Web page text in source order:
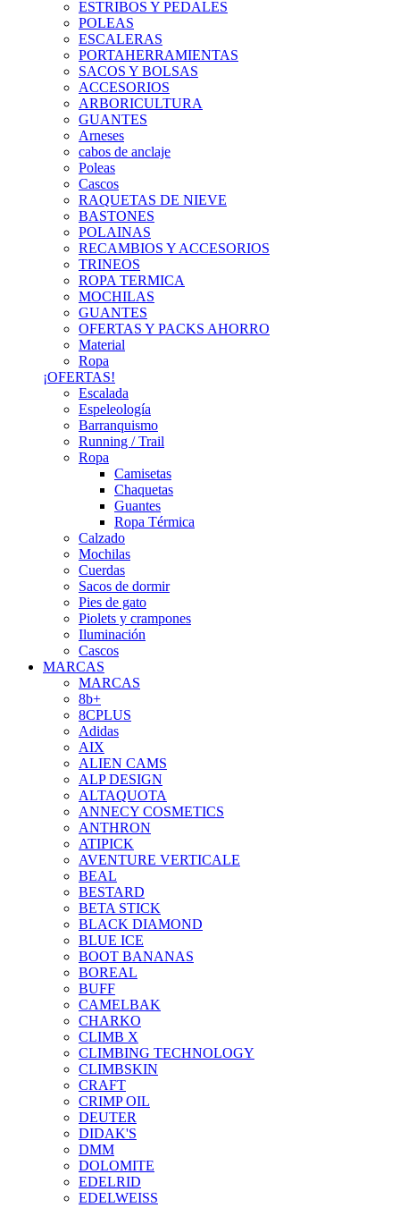
ESTRIBOS Y PEDALES
POLEAS
ESCALERAS
PORTAHERRAMIENTAS
SACOS Y BOLSAS
ACCESORIOS
ARBORICULTURA
GUANTES
Arneses
cabos de anclaje
Poleas
Cascos
RAQUETAS DE NIEVE
BASTONES
POLAINAS
RECAMBIOS Y ACCESORIOS
TRINEOS
ROPA TERMICA
MOCHILAS
GUANTES
OFERTAS Y PACKS AHORRO
Material
Ropa
¡OFERTAS!
Escalada
Espeleología
Barranquismo
Running / Trail
Ropa
Camisetas
Chaquetas
Guantes
Ropa Térmica
Calzado
Mochilas
Cuerdas
Sacos de dormir
Pies de gato
Piolets y crampones
Iluminación
Cascos
MARCAS
MARCAS
8b+
8CPLUS
Adidas
AIX
ALIEN CAMS
ALP DESIGN
ALTAQUOTA
ANNECY COSMETICS
ANTHRON
ATIPICK
AVENTURE VERTICALE
BEAL
BESTARD
BETA STICK
BLACK DIAMOND
BLUE ICE
BOOT BANANAS
BOREAL
BUFF
CAMELBAK
CHARKO
CLIMB X
CLIMBING TECHNOLOGY
CLIMBSKIN
CRAFT
CRIMP OIL
DEUTER
DIDAK'S
DMM
DOLOMITE
EDELRID
EDELWEISS